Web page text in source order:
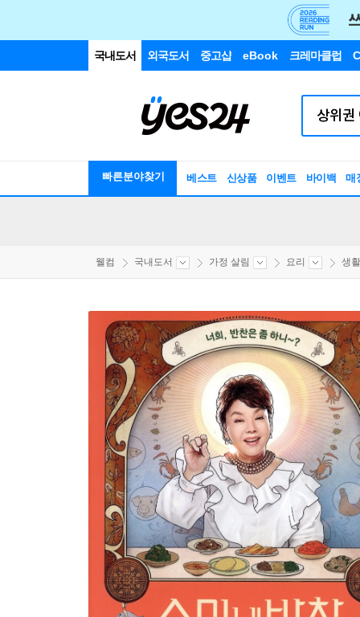
국내도서 외국도서 중고샵 eBook 크레마클럽
빠른분야찾기 베스트 신상품 이벤트 바이백 매
웰컴 국내도서 가정 살림 요리 생